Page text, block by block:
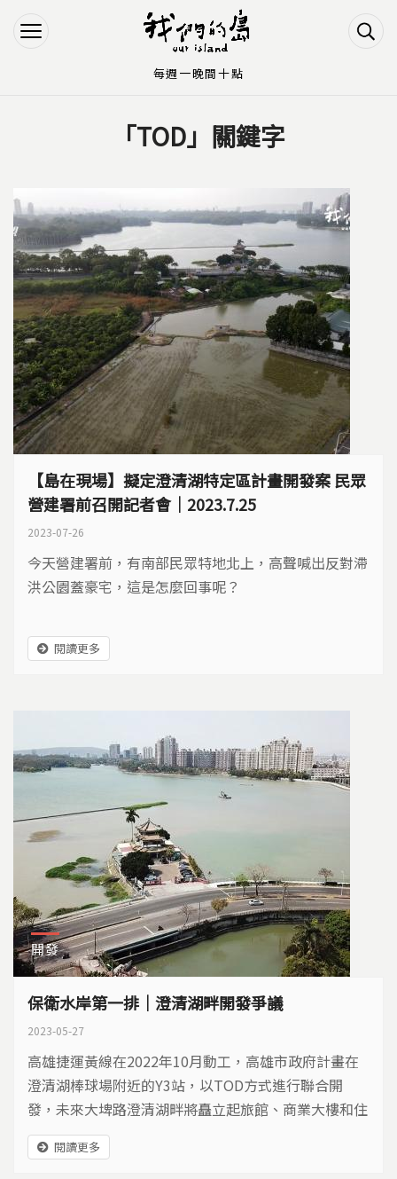
Jump to Navigation
Jump to Main content
「TOD」關鍵字
【島在現場】擬定澄清湖特定區計畫開發案 民眾
營建署前召開記者會｜2023.7.25
2023-07-26
今天營建署前，有南部民眾特地北上，高聲喊出反對滯
洪公園蓋豪宅，這是怎麼回事呢？
閱讀更多
開發
保衛水岸第一排｜澄清湖畔開發爭議
2023-05-27
高雄捷運黃線在2022年10月動工，高雄市政府計畫在
澄清湖棒球場附近的Y3站，以TOD方式進行聯合開
發，未來大埤路澄清湖畔將矗立起旅館、商業大樓和住
宅。民間團體擔憂，捷運聯合開發恐會對環境造成衝
擊。閱讀更多
每週一晚間十點